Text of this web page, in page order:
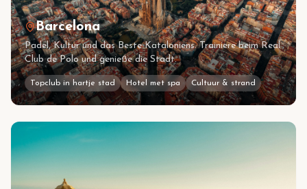
Barcelona
Padel, Kultur und das Beste Kataloniens. Trainiere beim Real
Club de Polo und genieße die Stadt.
Topclub in hartje stad Hotel met spa Cultuur & strand